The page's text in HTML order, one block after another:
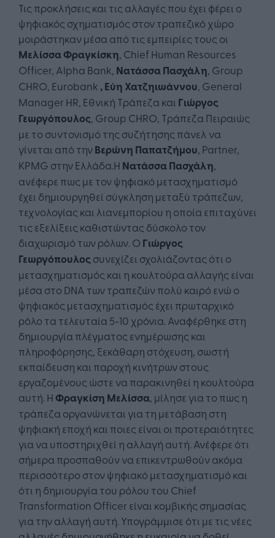
Τις προκλήσεις και τις αλλαγές που έχει φέρει ο
ψηφιακός σχηματισμός στον τραπεζικό χώρο
μοιράστηκαν μέσα από τις εμπειρίες τους οι
Μελίσσα Φραγκίσκη, Chief Human Resources
Officer, Alpha Bank, Νατάσσα Πασχάλη, Group
CHRO, Eurobank , Εύη Χατζηιωάννου, General
Manager HR, Εθνική Τράπεζα και Γιώργος
Γεωργόπουλος, Group CHRO, Τράπεζα Πειραιώς
με το συντονισμό της συζήτησης πάνελ να
γίνεται από τηνΒερώνη Παπατζήμου, Partner,
KPMG στην Ελλάδα.Η Νατάσσα Πασχάλη,
ανέφερε πως με τον ψηφιακό μετασχηματισμό
έχει δημιουργηθεί σύγκληση μεταξύ τράπεζων,
τεχνολογίας και λιανεμπορίου η οποία επιταχύνει
τις εξελίξεις καθιστώντας δύσκολο τον
διαχωρισμό των ρόλων. Ο Γιώργος
Γεωργόπουλος συνεχίζει σχολιάζοντας ότι ο
μετασχηματισμός και η κουλτούρα αλλαγής είναι
μέσα στο DNA των τραπεζών πολύ καιρό ενώ ο
ψηφιακός μετασχηματισμός έχει πρωταρχικό
ρόλο τα τελευταία 5-10 χρόνια. Αναφέρθηκε στη
δημιουργία πλέγματος ενημέρωσης και
πληροφόρησης, ξεκάθαρη στόχευση, σωστή
εκπαίδευση και παροχή κινήτρων στους
εργαζομένους ώστε να παρακινηθεί η κουλτούρα
αυτή. Η Φραγκίση Μελίσσα, μίλησε για το πως η
τράπεζα οργανώνεται για τη μετάβαση στη
ψηφιακή εποχή και ποιες είναι οι προτεραιότητες
για να υποστηριχθεί η αλλαγή αυτή. Ανέφερε ότι
σήμερα προσπαθούν να επικεντρωθούν ακόμα
περισσότερο στον ψηφιακό μετασχηματισμό και
ότι η δημιουργία του ρόλου του Chief
Transformation Officer είναι κομβικής σημασίας
για την αλλαγή αυτή. Υπογράμμισε ότι με τις νέες